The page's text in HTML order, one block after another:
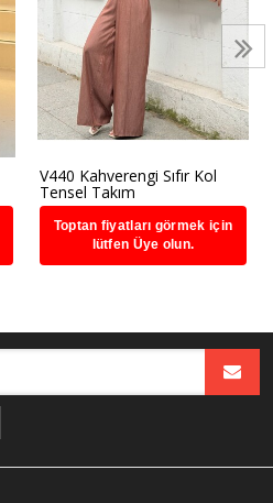
V440 Kahverengi Sıfır Kol
Tensel Takım
Toptan fiyatları görmek için
lütfen Üye olun.